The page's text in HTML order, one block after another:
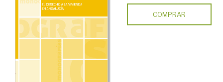
COMPRAR